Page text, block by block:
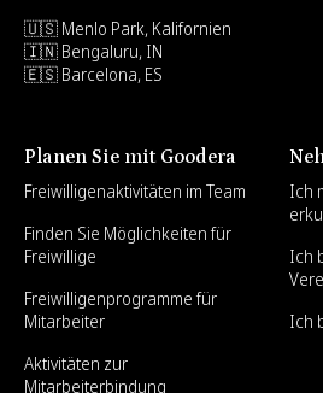
🇺🇸 Menlo Park, Kalifornien
🇮🇳 Bengaluru, IN
🇪🇸 Barcelona, ES
Planen Sie mit Goodera
Freiwilligenaktivitäten im Team
Finden Sie Möglichkeiten für
Freiwillige
Freiwilligenprogramme für
Mitarbeiter
Aktivitäten zur
Mitarbeiterbindung
Ich
Ich
Ich